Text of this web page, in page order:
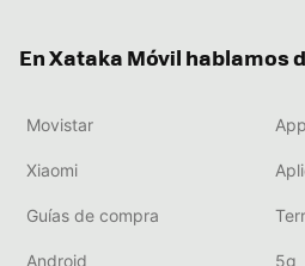
En Xataka Móvil hablamos
Movistar
Xiaomi
Guías de compra
Android 5g